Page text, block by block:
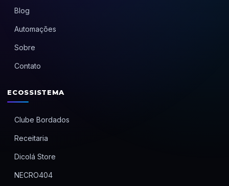
Blog
Automações
Sobre
Contato
ECOSSISTEMA
Clube Bordados
Receitaria
Dicolá Store
NECRO404